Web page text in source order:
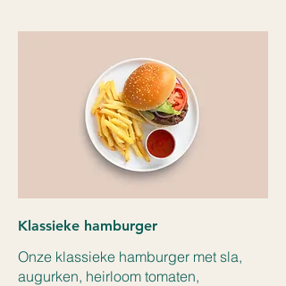
Klassieke hamburger
Onze klassieke hamburger met sla,
augurken, heirloom tomaten,